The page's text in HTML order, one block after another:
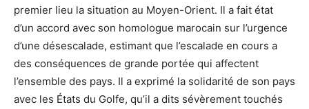
premier lieu la situation au Moyen-Orient. Il a fait état
d’un accord avec son homologue marocain sur l’urgence
d’une désescalade, estimant que l’escalade en cours a
des conséquences de grande portée qui affectent
l’ensemble des pays. Il a exprimé la solidarité de son pays
avec les États du Golfe, qu’il a dits sévèrement touchés